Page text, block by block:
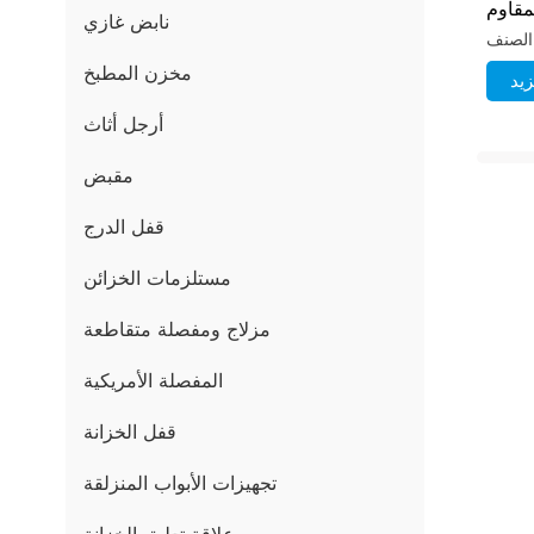
نابض غازي
مخزن المطبخ
أرجل أثاث
مقبض
قفل الدرج
مستلزمات الخزائن
مزلاج ومفصلة متقاطعة
المفصلة الأمريكية
قفل الخزانة
تجهيزات الأبواب المنزلقة